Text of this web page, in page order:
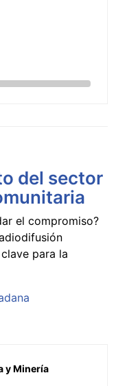
del sector
el compromiso?
para la
y Minería